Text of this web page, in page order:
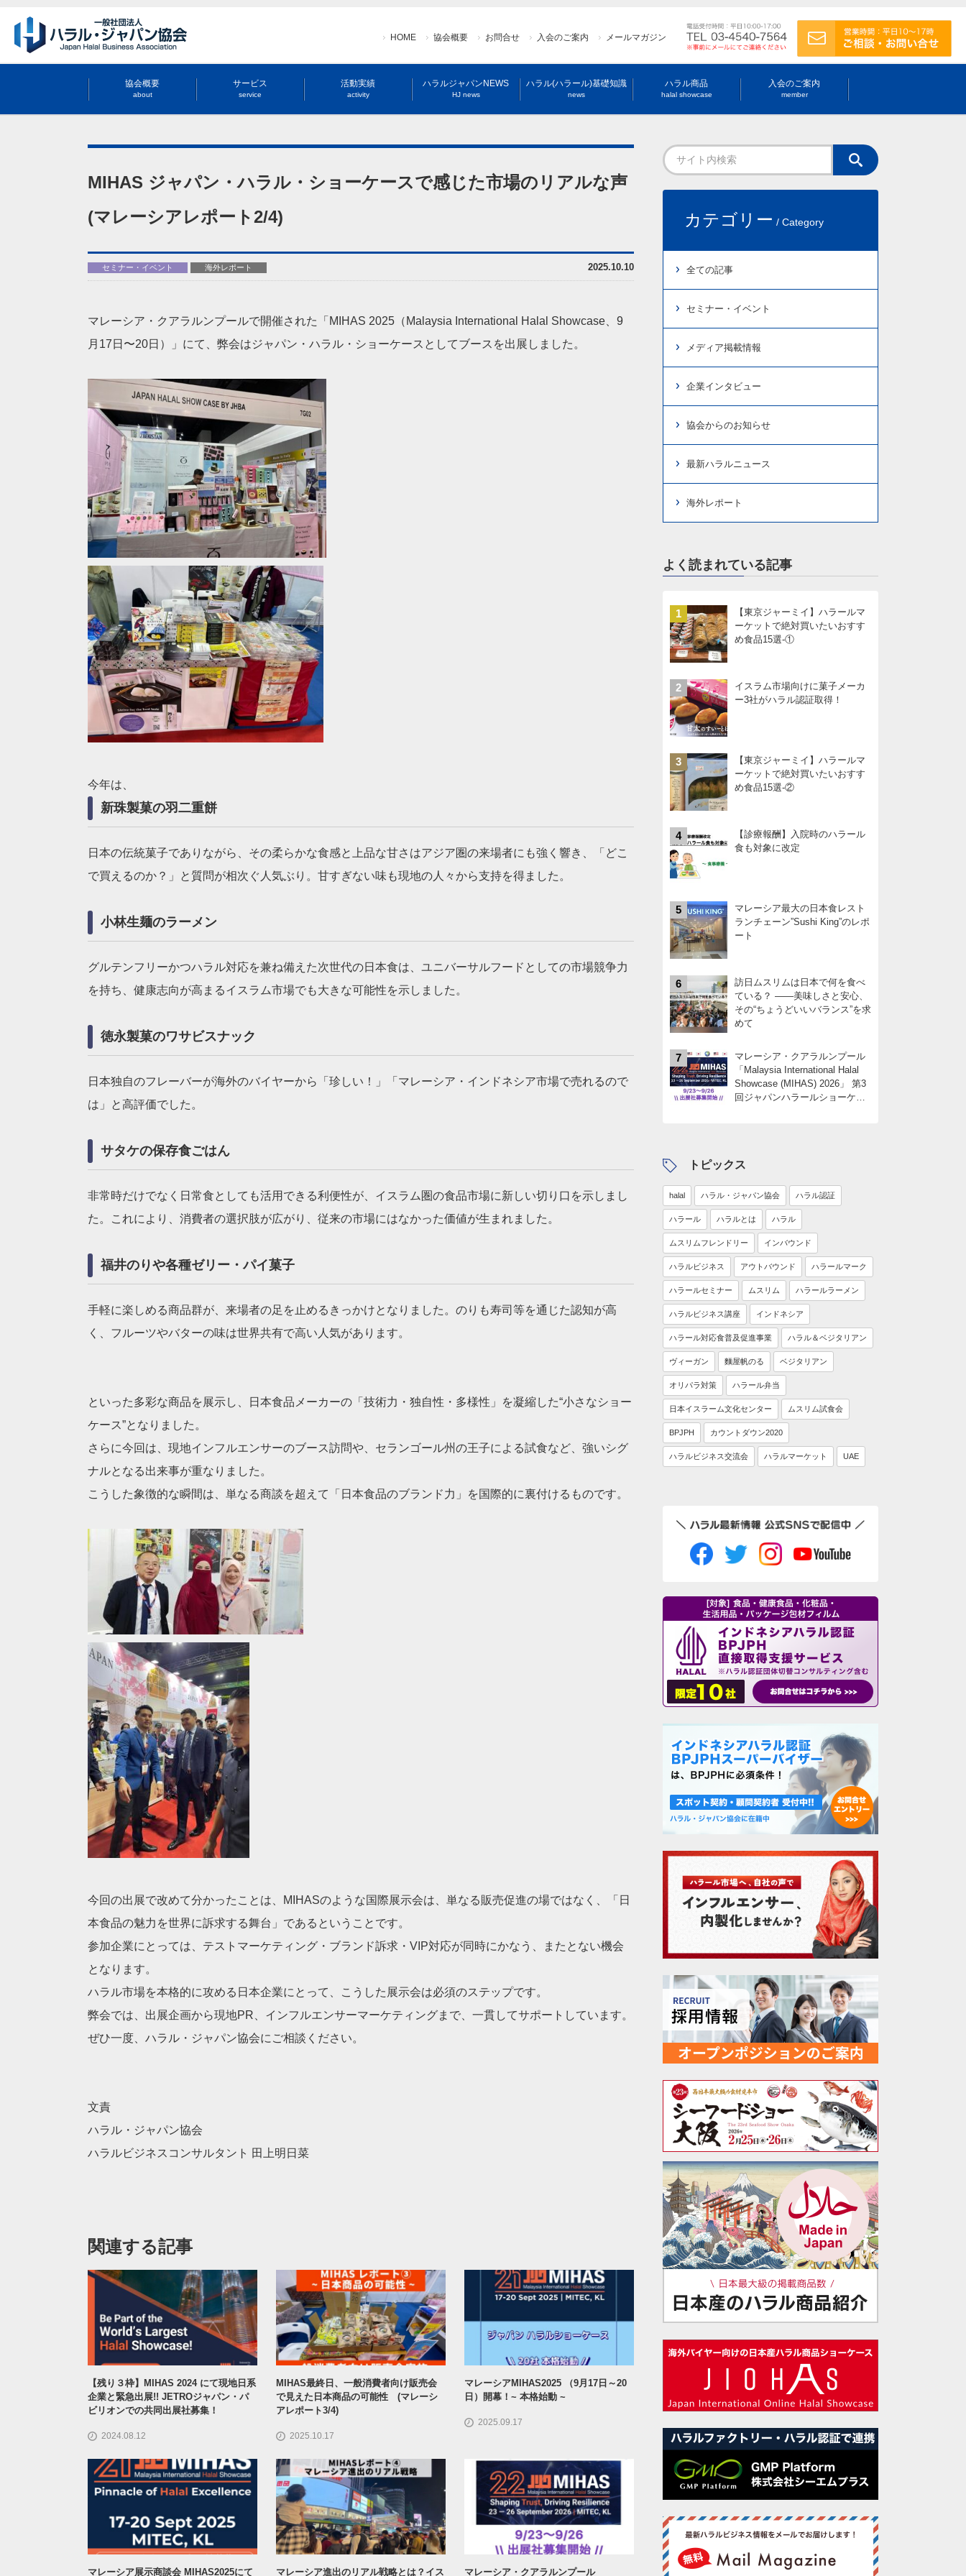
HOME 協会概要 お問合せ 入会のご案内 メールマガジン
協会概要
about
サービス
service
活動実績
activity
ハラルジャパンNEWS
HJ news
ハラル(ハラール)基礎知識
news
ハラル商品
halal showcase
入会のご案内
member
MIHAS ジャパン・ハラル・ショーケースで感じた市場のリアルな声
(マレーシアレポート2/4)
2025.10.10
セミナー・イベント 海外レポート
マレーシア・クアラルンプールで開催された「MIHAS 2025（Malaysia International Halal Showcase、9
月17日〜20日）」にて、弊会はジャパン・ハラル・ショーケースとしてブースを出展しました。
今年は、
新珠製菓の羽二重餅
日本の伝統菓子でありながら、その柔らかな食感と上品な甘さはアジア圏の来場者にも強く響き、「どこ
で買えるのか？」と質問が相次ぐ人気ぶり。甘すぎない味も現地の人々から支持を得ました。
小林生麺のラーメン
グルテンフリーかつハラル対応を兼ね備えた次世代の日本食は、ユニバーサルフードとしての市場競争力
を持ち、健康志向が高まるイスラム市場でも大きな可能性を示しました。
徳永製菓のワサビスナック
日本独自のフレーバーが海外のバイヤーから「珍しい！」「マレーシア・インドネシア市場で売れるので
は」と高評価でした。
サタケの保存食ごはん
非常時だけでなく日常食としても活用できる利便性が、イスラム圏の食品市場に新しい切り口を示しまし
た。これにより、消費者の選択肢が広がり、従来の市場にはなかった価値が生まれました。
福井のりや各種ゼリー・パイ菓子
手軽に楽しめる商品群が、来場者の足を止めるきっかけとなりました。のりも寿司等を通じた認知が高
く、フルーツやバターの味は世界共有で高い人気があります。
といった多彩な商品を展示し、日本食品メーカーの「技術力・独自性・多様性」を凝縮した“小さなショー
ケース”となりました。
さらに今回は、現地インフルエンサーのブース訪問や、セランゴール州の王子による試食など、強いシグ
ナルとなる出来事が重なりました。
こうした象徴的な瞬間は、単なる商談を超えて「日本食品のブランド力」を国際的に裏付けるものです。
今回の出展で改めて分かったことは、MIHASのような国際展示会は、単なる販売促進の場ではなく、「日
本食品の魅力を世界に訴求する舞台」であるということです。
参加企業にとっては、テストマーケティング・ブランド訴求・VIP対応が同時にかなう、またとない機会
となります。
ハラル市場を本格的に攻める日本企業にとって、こうした展示会は必須のステップです。
弊会では、出展企画から現地PR、インフルエンサーマーケティングまで、一貫してサポートしています。
ぜひ一度、ハラル・ジャパン協会にご相談ください。
文責
ハラル・ジャパン協会
ハラルビジネスコンサルタント 田上明日菜
関連する記事
【残り３枠】MIHAS 2024 にて現地日系
企業と緊急出展!! JETROジャパン・パ
ビリオンでの共同出展社募集！
2024.08.12
MIHAS最終日、一般消費者向け販売会
で見えた日本商品の可能性 (マレーシ
アレポート3/4)
2025.10.17
マレーシアMIHAS2025 （9月17日～20
日）開幕！~ 本格始動 ~
2025.09.17
マレーシア展示商談会 MIHAS2025にて マレーシア進出のリアル戦略とは？イス マレーシア・クアラルンプール
カテゴリー / Category
全ての記事
セミナー・イベント
メディア掲載情報
企業インタビュー
協会からのお知らせ
最新ハラルニュース
海外レポート
よく読まれている記事
1
【東京ジャーミイ】ハラールマ
ーケットで絶対買いたいおすす
め食品15選-①
2
イスラム市場向けに菓子メーカ
ー3社がハラル認証取得！
3
【東京ジャーミイ】ハラールマ
ーケットで絶対買いたいおすす
め食品15選-②
4
【診療報酬】入院時のハラール
食も対象に改定
5
マレーシア最大の日本食レスト
ランチェーン”Sushi King”のレポ
ート
6
訪日ムスリムは日本で何を食べ
ている？ ――美味しさと安心、
その“ちょうどいいバランス”を求
めて
7
マレーシア・クアラルンプール
「Malaysia International Halal
Showcase (MIHAS) 2026」 第3
回ジャパンハラールショーケー
トピックス
halal ハラル・ジャパン協会 ハラル認証
ハラール ハラルとは ハラル
ムスリムフレンドリー インバウンド
ハラルビジネス アウトバウンド ハラールマーク
ハラールセミナー ムスリム ハラールラーメン
ハラルビジネス講座 インドネシア
ハラール対応食普及促進事業 ハラル＆ベジタリアン
ヴィーガン 麵屋帆のる ベジタリアン
オリパラ対策 ハラール弁当
日本イスラーム文化センター ムスリム試食会
BPJPH カウントダウン2020
ハラルビジネス交流会 ハラルマーケット UAE